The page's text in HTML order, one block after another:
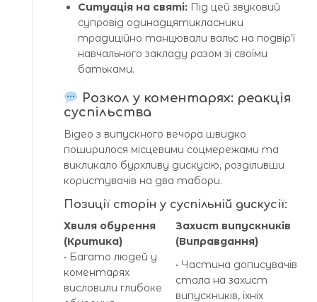
Ситуація на святі: Під цей звуковий
супровід одинадцятикласники
традиційно танцювали вальс на подвір’ї
навчального закладу разом зі своїми
батьками.
Розкол у коментарях: реакція
суспільства
Відео з випускного вечора швидко
поширилося місцевими соцмережами та
викликало бурхливу дискусію, розділивши
користувачів на два табори.
Позиції сторін у суспільній дискусії:
Хвиля обурення
(Критика)
Захист випускників
(Виправдання)
• Багато людей у
коментарях
висловили глибоке
• Частина дописувачів
стала на захист
випускників, їхніх